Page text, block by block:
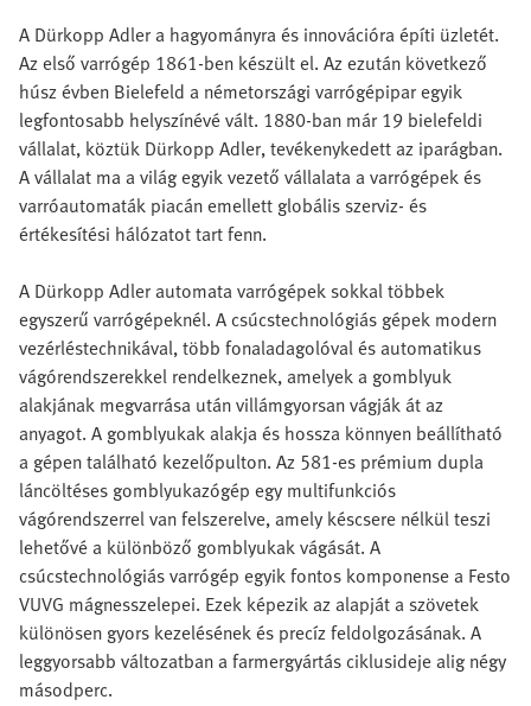
A Dürkopp Adler a hagyományra és innovációra építi üzletét.
Az első varrógép 1861-ben készült el. Az ezután következő
húsz évben Bielefeld a németországi varrógépipar egyik
legfontosabb helyszínévé vált. 1880-ban már 19 bielefeldi
vállalat, köztük Dürkopp Adler, tevékenykedett az iparágban.
A vállalat ma a világ egyik vezető vállalata a varrógépek és
varróautomaták piacán emellett globális szerviz- és
értékesítési hálózatot tart fenn.
A Dürkopp Adler automata varrógépek sokkal többek
egyszerű varrógépeknél. A csúcstechnológiás gépek modern
vezérléstechnikával, több fonaladagolóval és automatikus
vágórendszerekkel rendelkeznek, amelyek a gomblyuk
alakjának megvarrása után villámgyorsan vágják át az
anyagot. A gomblyukak alakja és hossza könnyen beállítható
a gépen található kezelőpulton. Az 581-es prémium dupla
láncöltéses gomblyukazógép egy multifunkciós
vágórendszerrel van felszerelve, amely késcsere nélkül teszi
lehetővé a különböző gomblyukak vágását. A
csúcstechnológiás varrógép egyik fontos komponense a Festo
VUVG mágnesszelepei. Ezek képezik az alapját a szövetek
különösen gyors kezelésének és precíz feldolgozásának. A
leggyorsabb változatban a farmergyártás ciklusideje alig négy
másodperc.